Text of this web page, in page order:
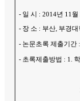
- 일 시 : 2014년 11월
- 장 소 : 부산, 부경대
- 논문초록 제출기간 :
- 초록제출방법 : 1.